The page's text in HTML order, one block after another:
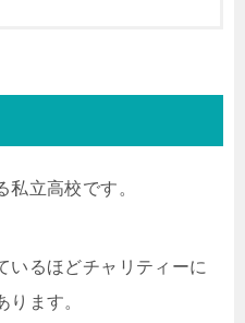
私立高校です。
いるほどチャリティーに
ります。